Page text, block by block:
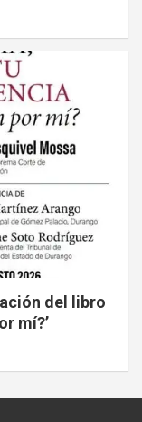
del libro
mí?’